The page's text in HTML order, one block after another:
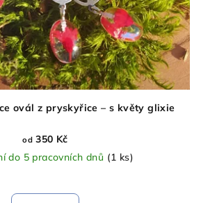
ovál z pryskyřice – s květy glixie
od 350 Kč
do 5 pracovních dnů (1 ks)